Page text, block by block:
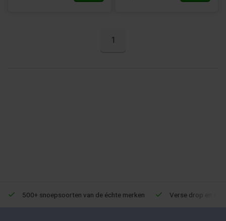
1
500+ snoepsoorten van de échte merken Verse drop en